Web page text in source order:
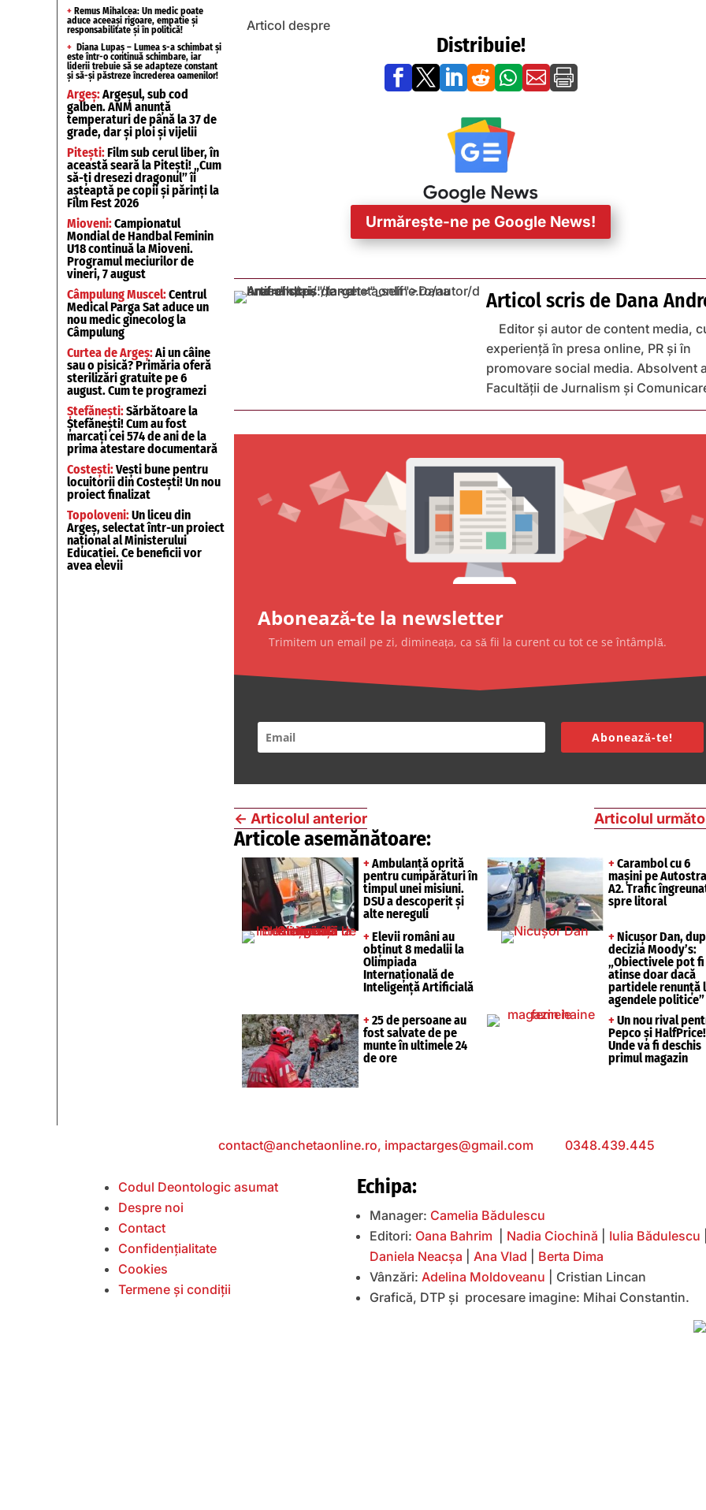
+ Remus Mihalcea: Un medic poate
aduce aceeași rigoare, empatie și
responsabilitate și în politică!
+ Diana Lupaș – Lumea s-a schimbat și
este într-o continuă schimbare, iar
liderii trebuie să se adapteze constant
și să-și păstreze încrederea oamenilor!
Argeș:Argeșul, sub cod
galben. ANM anunță
temperaturi de până la 37 de
grade, dar și ploi și vijelii
Pitești:Film sub cerul liber, în
această seară la Pitești! „Cum
să-ți dresezi dragonul” îi
așteaptă pe copii și părinți la
Film Fest 2026
Mioveni:Campionatul
Mondial de Handbal Feminin
U18 continuă la Mioveni.
Programul meciurilor de
vineri, 7 august
Câmpulung Muscel:Centrul
Medical Parga Sat aduce un
nou medic ginecolog la
Câmpulung
Curtea de Argeș:Ai un câine
sau o pisică? Primăria oferă
sterilizări gratuite pe 6
august. Cum te programezi
Ștefănești:Sărbătoare la
Ștefănești! Cum au fost
marcați cei 574 de ani de la
prima atestare documentară
Costești:Vești bune pentru
locuitorii din Costești! Un nou
proiect finalizat
Topoloveni:Un liceu din
Argeș, selectat într-un proiect
național al Ministerului
Educației. Ce beneficii vor
avea elevii
Articol despre
Distribuie!
      
Urmărește-ne pe Google News!
Articol scris de Dana
Editor și autor de content media,
experiență în presa online, PR și în
promovare social media. Absolvent
Facultății de Jurnalism și
Abonează-te la newsletter
Trimitem un email pe zi, dimineața, ca să fii la curent cu tot ce se întâmplă.
Abonează-te!
← Articolul anterior Articolul
Articole asemănătoare:
+ Ambulanță oprită
pentru cumpărături în
timpul unei misiuni.
DSU a descoperit și
alte nereguli
+ Carambol cu 6
mașini pe
A2. Trafic
spre litoral
+ Elevii români au
obținut 8 medalii la
Olimpiada
Internațională de
Inteligență Artificială
+ Nicușor Dan,
decizia Moody’s:
„Obiectivele pot fi
atinse doar dacă
partidele renunță
agendele politice”
+ 25 de persoane au
fost salvate de pe
munte în ultimele 24
de ore
+ Un nou rival
Pepco și HalfPrice!
Unde va fi deschis
primul magazin
: e-mail:contact@anchetaonline.ro, impactarges@gmail.com 0348.439.445
Codul Deontologic asumat
Despre noi
Contact
Confidențialitate
Cookies
Termene și condiții
Echipa:
Manager: Camelia Bădulescu
Editori: Oana Bahrim Nadia Ciochină Iulia Bădulescu
Daniela Neacșa |Ana Vlad
Berta Dima
Vânzări:Adelina Moldoveanu | Cristian Lincan
Grafică, DTP și procesare imagine: Mihai Constantin.